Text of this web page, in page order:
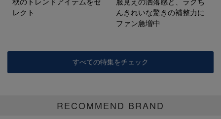
秋のトレンドアイテムをセ
レクト
服見えの洒落感と、ラクち
んきれいな驚きの補整力に
ファン急増中
すべての特集をチェック
RECOMMEND BRAND